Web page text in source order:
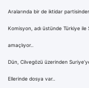
Aralarında bir de iktidar
Komisyon, adı üstünde Türkiye
amaçlıyor..
Dün, Cilvegözü üzerinden
Ellerinde dosya var..